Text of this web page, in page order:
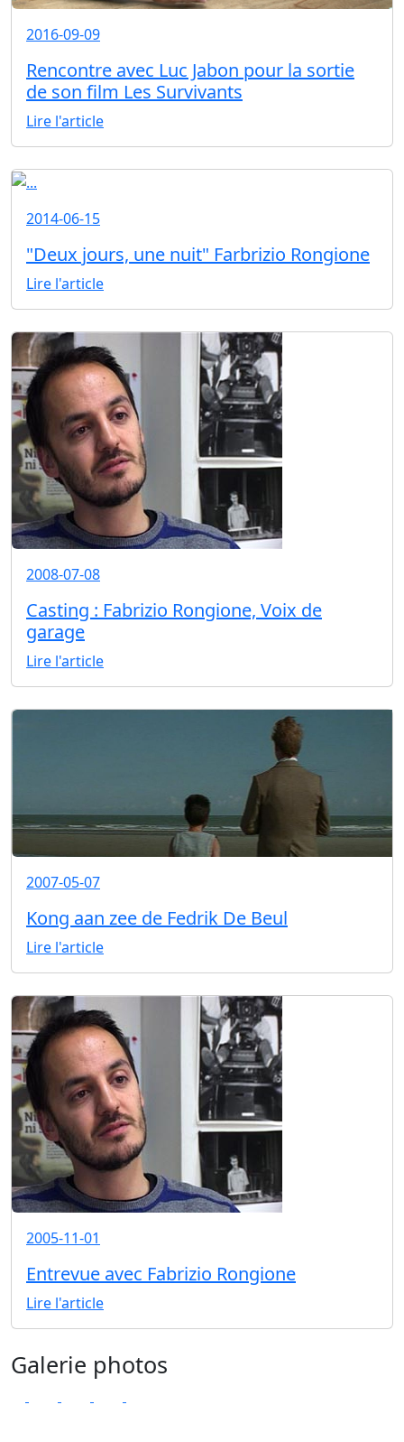
2016-09-09
Rencontre avec Luc Jabon pour la sortie
de son film Les Survivants
Lire l'article
2014-06-15
"Deux jours, une nuit" Farbrizio Rongione
Lire l'article
2008-07-08
Casting : Fabrizio Rongione, Voix de
garage
Lire l'article
2007-05-07
Kong aan zee de Fedrik De Beul
Lire l'article
2005-11-01
Entrevue avec Fabrizio Rongione
Lire l'article
Galerie photos